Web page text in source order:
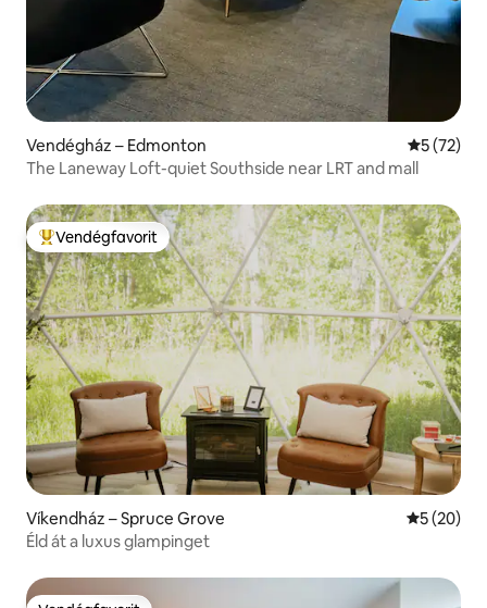
Vendégház – Edmonton Átlagos
5 (72)
The Laneway Loft-quiet Southside near LRT and mall
Kiemelt vendégfavorit
Vendégfavorit
Víkendház – Spruce Grove Átlagos
5 (20)
Éld át a luxus glampinget